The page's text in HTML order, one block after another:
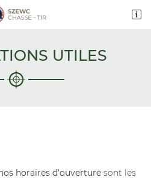

Cabane Rouge
UTILES
horaires d'ouverture sont les